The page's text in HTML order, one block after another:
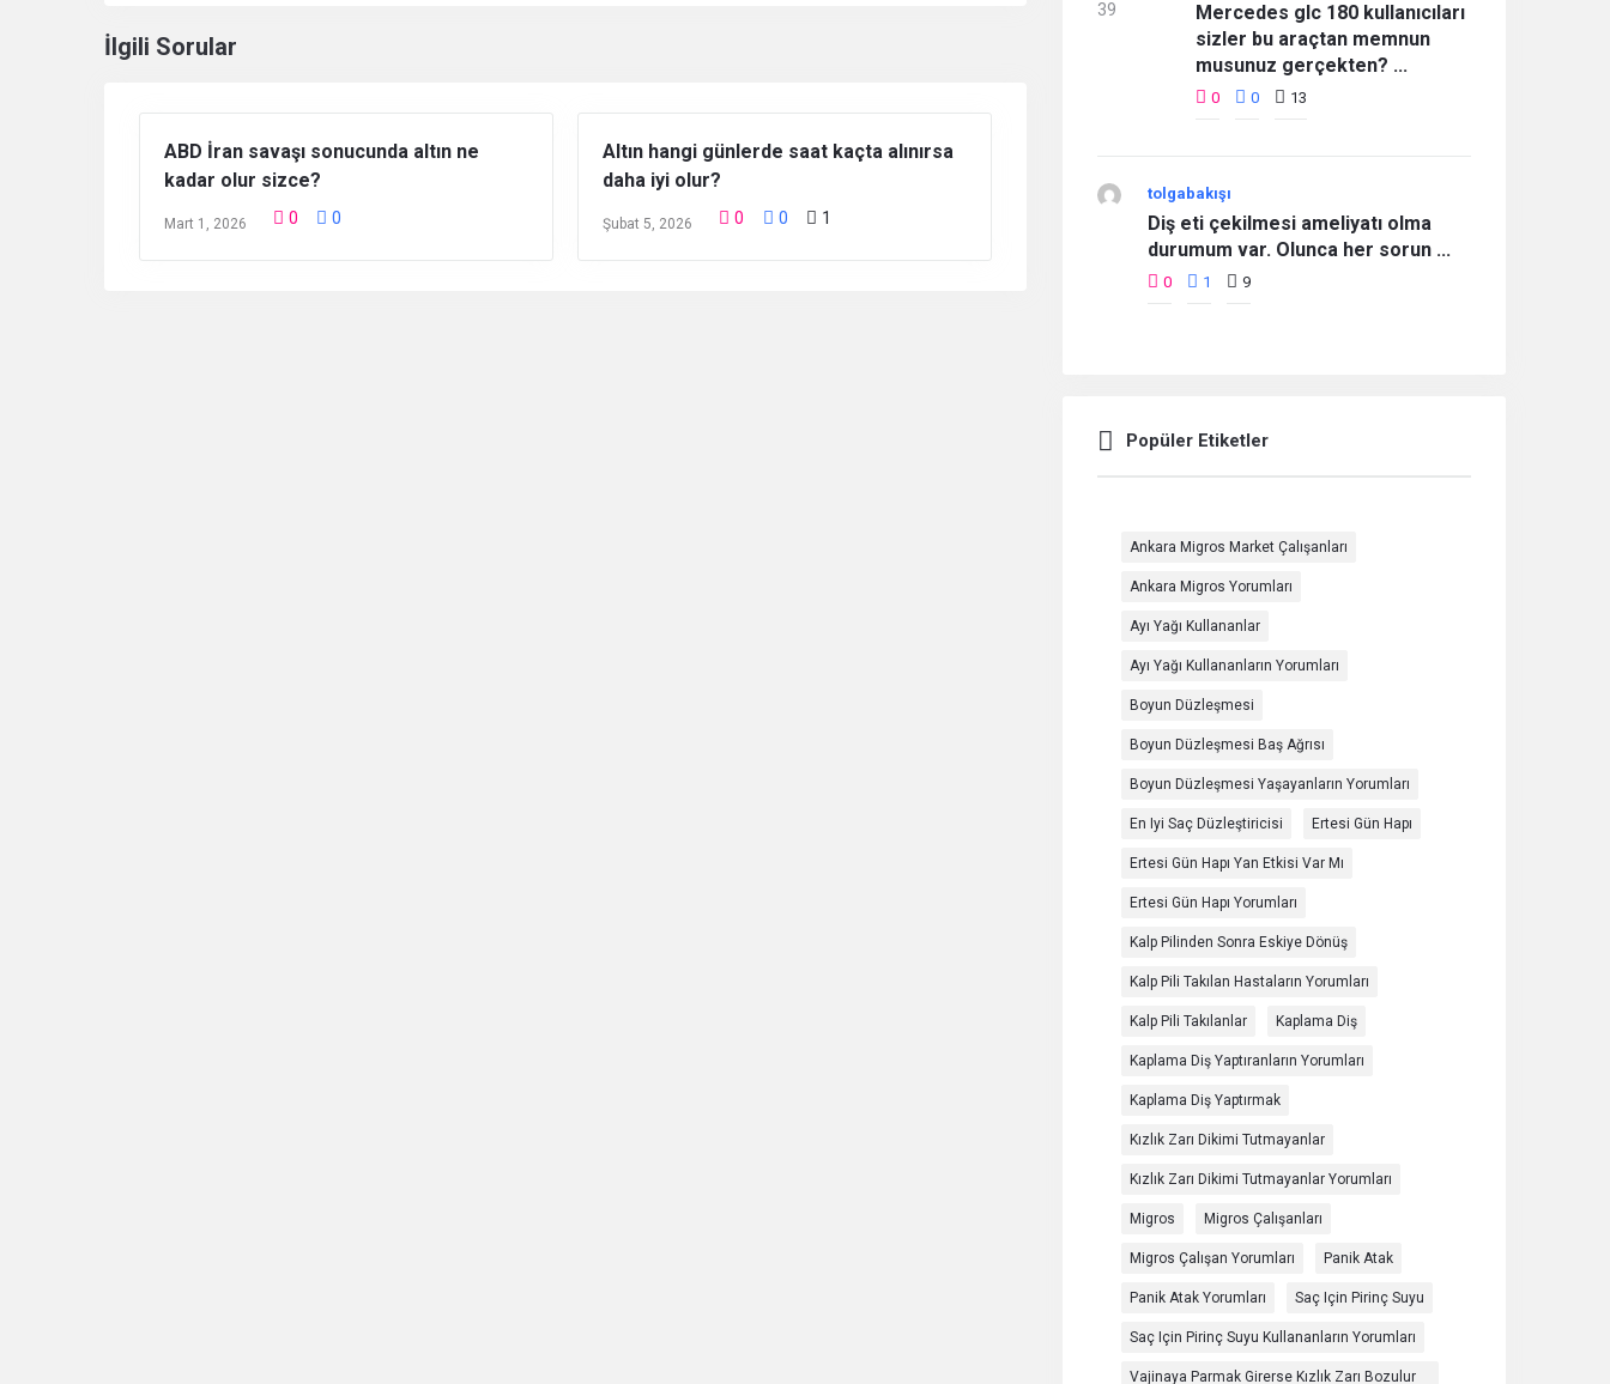
İlgili Sorular
ABD İran savaşı sonucunda altın ne
kadar olur sizce?
Mart 1, 2026 0 0
Altın hangi günlerde saat kaçta alınırsa
daha iyi olur?
Şubat 5, 2026 0 0 1
Mercedes glc 180 kullanıcıları
sizler bu araçtan memnun
musunuz gerçekten? ...
0 0 13
tolgabakışı
Diş eti çekilmesi ameliyatı olma
durumum var. Olunca her sorun ...
0 1 9
Popüler Etiketler
Ankara Migros Market Çalışanları
Ankara Migros Yorumları
Ayı Yağı Kullananlar
Ayı Yağı Kullananların Yorumları
Boyun Düzleşmesi
Boyun Düzleşmesi Baş Ağrısı
Boyun Düzleşmesi Yaşayanların Yorumları
En Iyi Saç Düzleştiricisi Ertesi Gün Hapı
Ertesi Gün Hapı Yan Etkisi Var Mı
Ertesi Gün Hapı Yorumları
Kalp Pilinden Sonra Eskiye Dönüş
Kalp Pili Takılan Hastaların Yorumları
Kalp Pili Takılanlar Kaplama Diş
Kaplama Diş Yaptıranların Yorumları
Kaplama Diş Yaptırmak
Kızlık Zarı Dikimi Tutmayanlar
Kızlık Zarı Dikimi Tutmayanlar Yorumları
Migros Migros Çalışanları
Migros Çalışan Yorumları Panik Atak
Panik Atak Yorumları Saç Için Pirinç Suyu
Saç Için Pirinç Suyu Kullananların Yorumları
Vajinaya Parmak Girerse Kızlık Zarı Bozulur